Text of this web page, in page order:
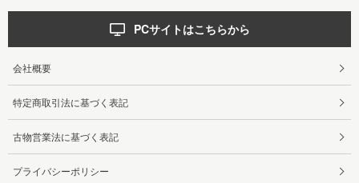
PCサイトはこちらから
会社概要
特定商取引法に基づく表記
古物営業法に基づく表記
プライバシーポリシー